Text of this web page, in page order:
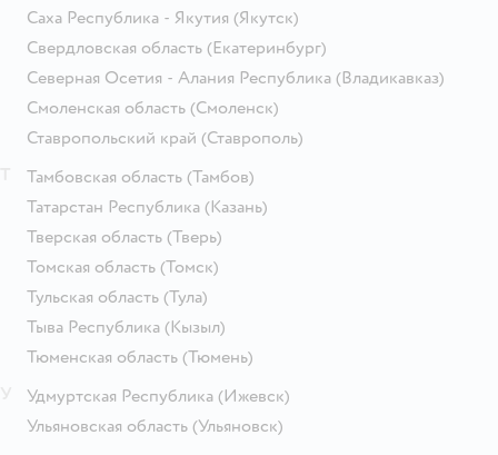
Саха Республика - Якутия (Якутск)
Свердловская область (Екатеринбург)
Северная Осетия - Алания Республика (Владикавказ)
Смоленская область (Смоленск)
Ставропольский край (Ставрополь)
Тамбовская область (Тамбов)
Татарстан Республика (Казань)
Тверская область (Тверь)
Томская область (Томск)
Тульская область (Тула)
Тыва Республика (Кызыл)
Тюменская область (Тюмень)
Удмуртская Республика (Ижевск)
Ульяновская область (Ульяновск)